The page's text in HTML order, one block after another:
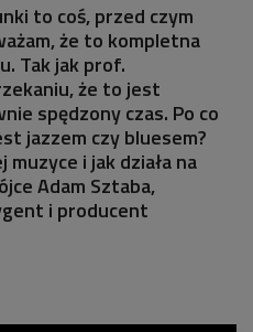
to coś, przed czym
że to kompletna
Tak jak prof.
że to jest
spędzony czas. Po co
jazzem czy bluesem?
i jak działa na
Adam Sztaba,
i producent